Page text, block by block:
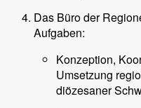
Das Büro der
Aufgaben:
Konzeption,
Umsetzung
diözesaner